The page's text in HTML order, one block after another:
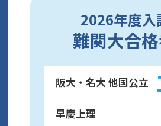
2026年度入
難関大合
阪大・名大 他国公立
早慶上理